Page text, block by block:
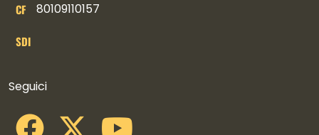
CF 80109110157
SDI
Seguici